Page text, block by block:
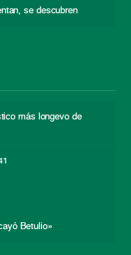
se descubren
más longevo de
Betulio»